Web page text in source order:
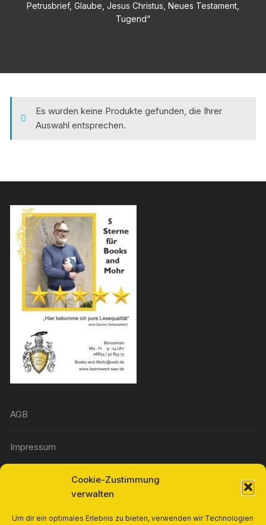
Cookie-Zustimmung
verwalten
Um dir ein optimales Erlebnis zu bieten, verwenden wir Technologien
Petrusbrief, Glaube, Jesus Christus, Neues Testament,
Tugend“
Es wurden keine Produkte gefunden, die Ihrer
Auswahl entsprechen.
AGB
Impressum
Widerrufsbelehrung